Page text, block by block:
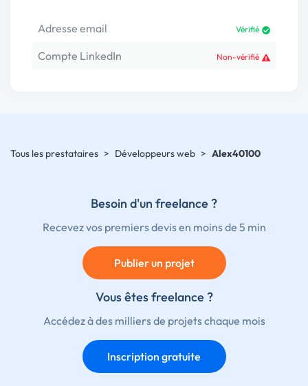
Adresse email Vérifié
Compte LinkedIn Non-vérifié
Tous les prestataires > Développeurs web > Alex40100
Besoin d'un freelance ?
Recevez vos premiers devis en moins de 5 min
Publier un projet
Vous êtes freelance ?
Accédez à des milliers de projets chaque mois
Inscription gratuite